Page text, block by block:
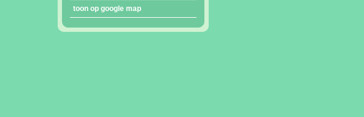
toon op google map